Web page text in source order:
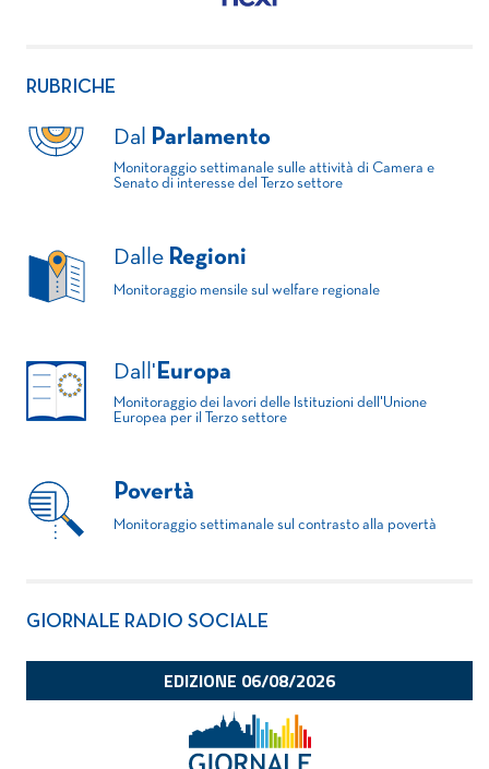
RUBRICHE
Dal Parlamento
Monitoraggio settimanale sulle attività di Camera e
Senato di interesse del Terzo settore
Dalle Regioni
Monitoraggio mensile sul welfare regionale
Dall' Europa
Monitoraggio dei lavori delle Istituzioni dell'Unione
Europea per il Terzo settore
Povertà
Monitoraggio settimanale sul contrasto alla povertà
GIORNALE RADIO SOCIALE